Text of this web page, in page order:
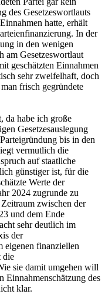
des Gesetzeswortlauts
hatte, erhält
In der
in den wenigen
am Gesetzeswortlaut
geschätzten Einnahmen
sehr zweifelhaft, doch
frisch gegründete
da habe ich große
Gesetzesauslegung
bis in den
vermutlich die
auf staatliche
günstiger ist, für die
Werte der
2024 zugrunde zu
zwischen der
und dem Ende
sehr deutlich im
der
eigenen finanziellen
die
sie damit umgehen will
Einnahmenschätzung des
klar.